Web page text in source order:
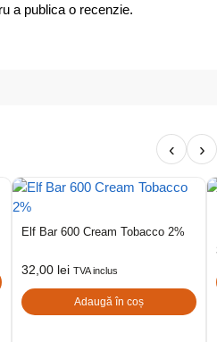
a publica o recenzie.
‹ ›
Elf Bar 600 Cream Tobacco 2%
32,00 lei TVA inclus
Adaugă în coș